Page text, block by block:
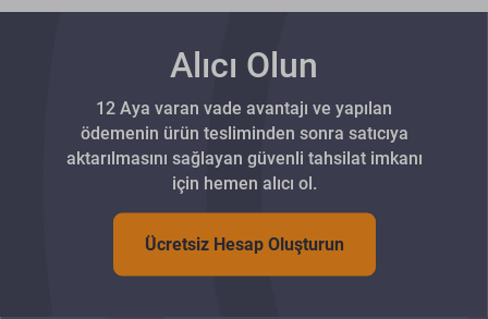
Alıcı Olun
12 Aya varan vade avantajı ve yapılan
ödemenin ürün tesliminden sonra satıcıya
aktarılmasını sağlayan güvenli tahsilat imkanı
için hemen alıcı ol.
Ücretsiz Hesap Oluşturun